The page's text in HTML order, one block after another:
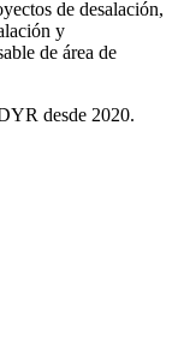
de desalación,
y
de área de
desde 2020.